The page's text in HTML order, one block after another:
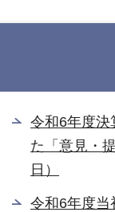
令和6年度決
た「意見・
日）
令和6年度当